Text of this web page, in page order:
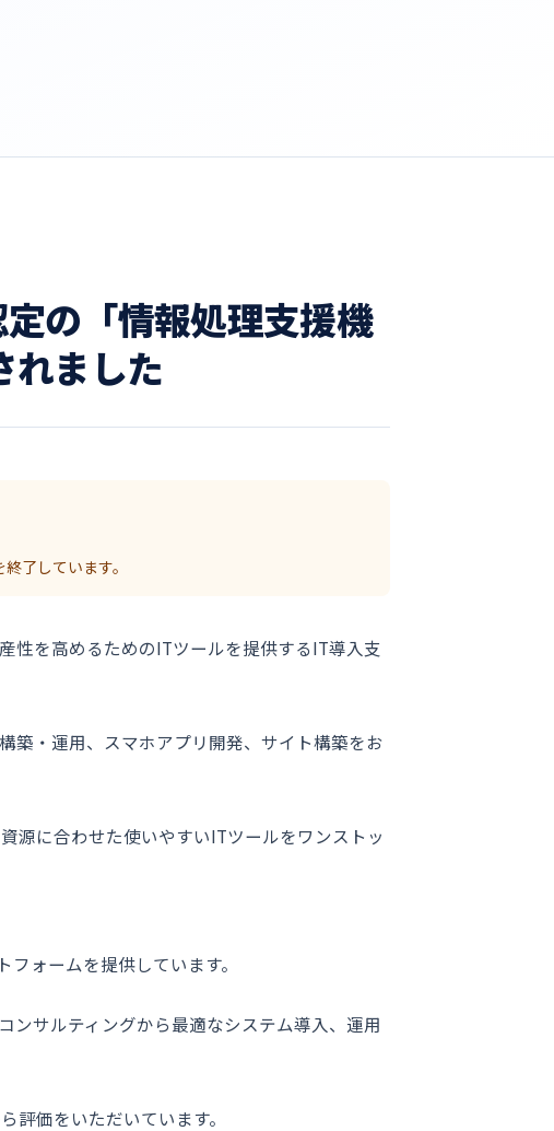
の「情報処理支援機
れました
了しています。
性を高めるためのITツールを提供するIT導入支
築・運用、スマホアプリ開発、サイト構築をお
源に合わせた使いやすいITツールをワンストッ
ォームを提供しています。
ンサルティングから最適なシステム導入、運用
価をいただいています。